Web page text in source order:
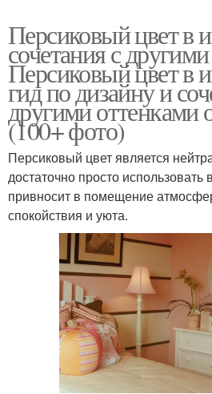
Персиковый цвет в
сочетания с
Персиковый цвет в
гид по дизайну и
другими оттенками
(100+ фото)
Персиковый цвет является
достаточно просто
привносит в помещение
спокойствия и уюта.